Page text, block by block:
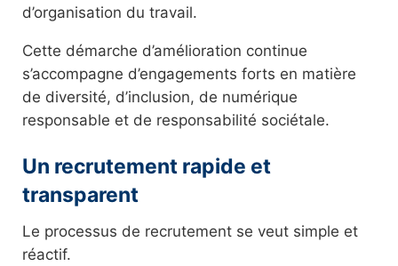
d’organisation du travail.
Cette démarche d’amélioration continue
s’accompagne d’engagements forts en matière
de diversité, d’inclusion, de numérique
responsable et de responsabilité sociétale.
Un recrutement rapide et
transparent
Le processus de recrutement se veut simple et
réactif.